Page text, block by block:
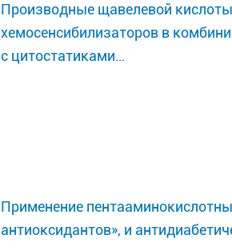
Производные щавелевой
хемосенсибилизаторов в
с цитостатиками…
Применение
антиоксидантов», и